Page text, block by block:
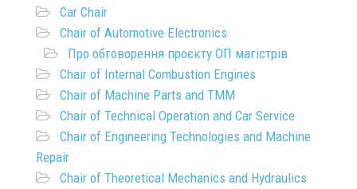
Car Chair
Chair of Automotive Electronics
Про обговорення проєкту ОП магістрів
Chair of Internal Combustion Engines
Chair of Machine Parts and TMM
Chair of Technical Operation and Car Service
Chair of Engineering Technologies and Machine
Repair
Chair of Theoretical Mechanics and Hydraulics